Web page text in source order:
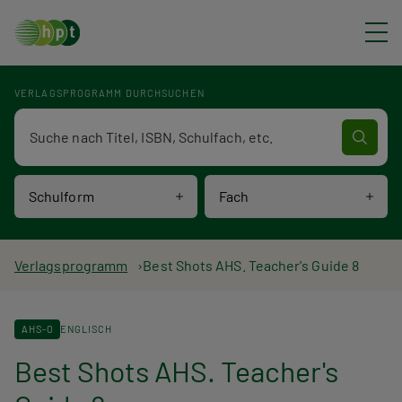
VERLAGSPROGRAMM DURCHSUCHEN
Schulform Fach
Verlagsprogramm Volltextsuche
P
a
d
Verlagsprogramm Best Shots AHS. Teacher's Guide 8
AHS-O ENGLISCH
Best Shots AHS. Teacher's